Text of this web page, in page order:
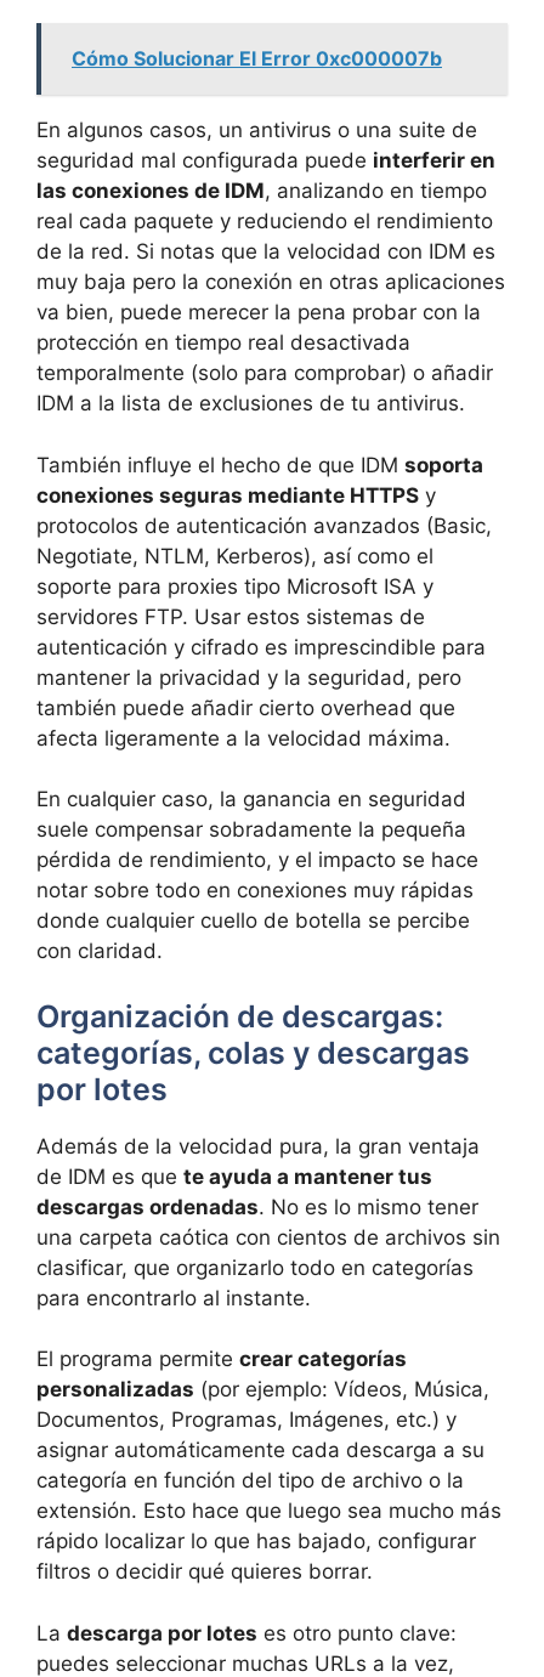
Cómo Solucionar El Error 0xc000007b
En algunos casos, un antivirus o una suite de
seguridad mal configurada puede interferir en
las conexiones de IDM, analizando en tiempo
real cada paquete y reduciendo el rendimiento
de la red. Si notas que la velocidad con IDM es
muy baja pero la conexión en otras aplicaciones
va bien, puede merecer la pena probar con la
protección en tiempo real desactivada
temporalmente (solo para comprobar) o añadir
IDM a la lista de exclusiones de tu antivirus.
También influye el hecho de que IDM soporta
conexiones seguras mediante HTTPS y
protocolos de autenticación avanzados (Basic,
Negotiate, NTLM, Kerberos), así como el
soporte para proxies tipo Microsoft ISA y
servidores FTP. Usar estos sistemas de
autenticación y cifrado es imprescindible para
mantener la privacidad y la seguridad, pero
también puede añadir cierto overhead que
afecta ligeramente a la velocidad máxima.
En cualquier caso, la ganancia en seguridad
suele compensar sobradamente la pequeña
pérdida de rendimiento, y el impacto se hace
notar sobre todo en conexiones muy rápidas
donde cualquier cuello de botella se percibe
con claridad.
Organización de descargas:
categorías, colas y descargas
por lotes
Además de la velocidad pura, la gran ventaja
de IDM es que te ayuda a mantener tus
descargas ordenadas. No es lo mismo tener
una carpeta caótica con cientos de archivos sin
clasificar, que organizarlo todo en categorías
para encontrarlo al instante.
El programa permite crear categorías
personalizadas (por ejemplo: Vídeos, Música,
Documentos, Programas, Imágenes, etc.) y
asignar automáticamente cada descarga a su
categoría en función del tipo de archivo o la
extensión. Esto hace que luego sea mucho más
rápido localizar lo que has bajado, configurar
filtros o decidir qué quieres borrar.
La descarga por lotes es otro punto clave:
puedes seleccionar muchas URLs a la vez,